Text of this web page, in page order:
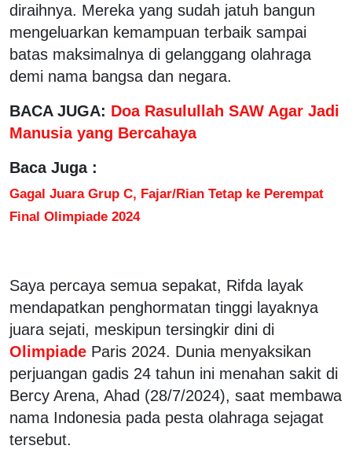
diraihnya. Mereka yang sudah jatuh bangun
mengeluarkan kemampuan terbaik sampai
batas maksimalnya di gelanggang olahraga
demi nama bangsa dan negara.
BACA JUGA: Doa Rasulullah SAW Agar Jadi
Manusia yang Bercahaya
Baca Juga :
Gagal Juara Grup C, Fajar/Rian Tetap ke Perempat
Final Olimpiade 2024
Saya percaya semua sepakat, Rifda layak
mendapatkan penghormatan tinggi layaknya
juara sejati, meskipun tersingkir dini di
Olimpiade Paris 2024. Dunia menyaksikan
perjuangan gadis 24 tahun ini menahan sakit di
Bercy Arena, Ahad (28/7/2024), saat membawa
nama Indonesia pada pesta olahraga sejagat
tersebut.